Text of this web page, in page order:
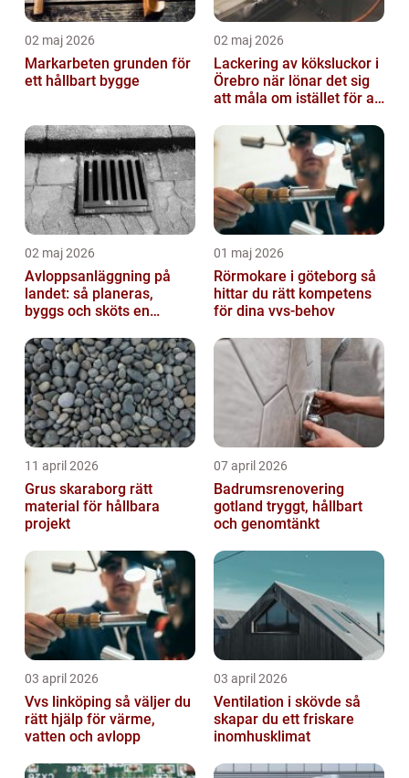
02 maj 2026
Markarbeten grunden för
ett hållbart bygge
02 maj 2026
Lackering av köksluckor i
Örebro när lönar det sig
att måla om istället för att
02 maj 2026
Avloppsanläggning på
landet: så planeras,
byggs och sköts en
01 maj 2026
Rörmokare i göteborg så
hittar du rätt kompetens
för dina vvs-behov
11 april 2026
Grus skaraborg rätt
material för hållbara
projekt
07 april 2026
Badrumsrenovering
gotland tryggt, hållbart
och genomtänkt
03 april 2026
Vvs linköping så väljer du
rätt hjälp för värme,
vatten och avlopp
03 april 2026
Ventilation i skövde så
skapar du ett friskare
inomhusklimat